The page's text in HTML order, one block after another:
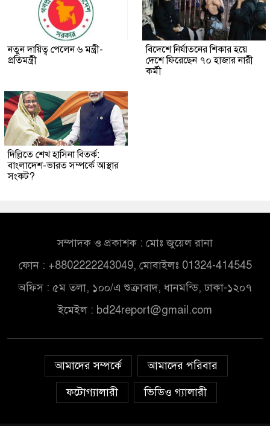
নতুন দায়িত্ব পেলেন ৬ মন্ত্রী-
প্রতিমন্ত্রী
বিদেশে নির্যাতনের শিকার হয়ে
দেশে ফিরেছেন ৭০ হাজার নারী
কর্মী
দিল্লিতে শেখ হাসিনা বিতর্ক:
বাংলাদেশ-ভারত সম্পর্কে আস্থার
সংকট?
সম্পাদক ও প্রকাশক : মোঃ জুয়েল রানা
ফোন : +8802222243049, মোবাইলঃ 01324-414545
অফিস : ৫ম তলা, ১০০/এ শুক্রাবাদ, ধানমন্ডি, ঢাকা-১২০৭
ইমেইল : bd24report@gmail.com
আমাদের সম্পর্কে
আমাদের পরিবার
ফটোগ্যালারী
ভিডিও গ্যালারী